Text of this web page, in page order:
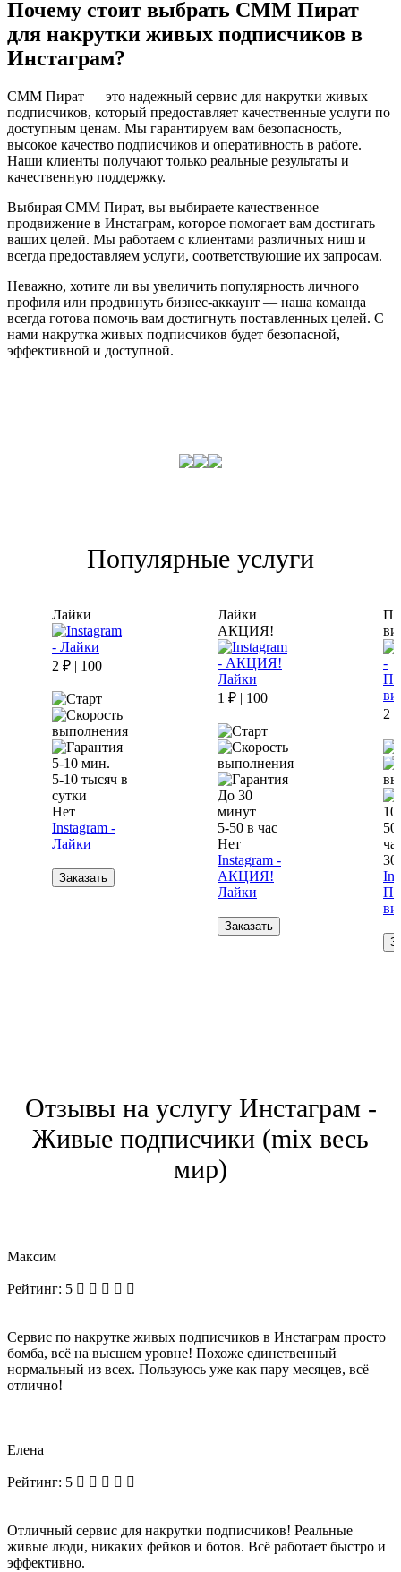
Почему стоит выбрать СММ Пират
для накрутки живых подписчиков в
Инстаграм?
СММ Пират — это надежный сервис для накрутки живых
подписчиков, который предоставляет качественные услуги по
доступным ценам. Мы гарантируем вам безопасность,
высокое качество подписчиков и оперативность в работе.
Наши клиенты получают только реальные результаты и
качественную поддержку.
Выбирая СММ Пират, вы выбираете качественное
продвижение в Инстаграм, которое помогает вам достигать
ваших целей. Мы работаем с клиентами различных ниш и
всегда предоставляем услуги, соответствующие их запросам.
Неважно, хотите ли вы увеличить популярность личного
профиля или продвинуть бизнес-аккаунт — наша команда
всегда готова помочь вам достигнуть поставленных целей. С
нами накрутка живых подписчиков будет безопасной,
эффективной и доступной.
Популярные услуги
Лайки
2 ₽ | 100
5-10 мин.
5-10 тысяч в
сутки
Нет
Instagram -
Лайки
Заказать
Лайки
АКЦИЯ!
1 ₽ | 100
До 30
минут
5-50 в час
Нет
Instagram -
АКЦИЯ!
Лайки
Заказать
2
50
30
Отзывы на услугу Инстаграм -
Живые подписчики (mix весь
мир)
Максим
Рейтинг: 5
Сервис по накрутке живых подписчиков в Инстаграм просто
бомба, всё на высшем уровне! Похоже единственный
нормальный из всех. Пользуюсь уже как пару месяцев, всё
отлично!
Елена
Рейтинг: 5
Отличный сервис для накрутки подписчиков! Реальные
живые люди, никаких фейков и ботов. Всё работает быстро и
эффективно.